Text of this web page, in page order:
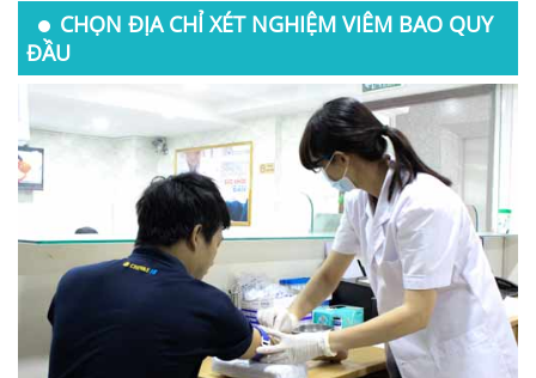
CHỌN ĐỊA CHỈ XÉT NGHIỆM VIÊM BAO QUY
ĐẦU